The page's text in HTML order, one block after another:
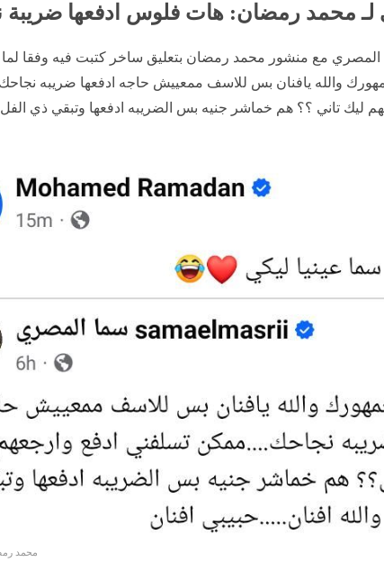
محمد رمضان: هات فلوس ادفعها ضريبة
المصري مع منشور محمد رمضان بتعليق ساخر كتبت فيه وفقا
والله يافنان بس للاسف ممعييش حاجه ادفعها ضريبه
ليك تاني ؟؟ هم خماشر جنيه بس الضريبه ادفعها وتبقي ذي الفل
محمد